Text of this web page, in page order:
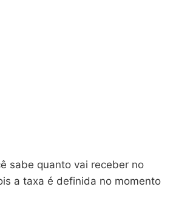
sabe quanto vai receber no
a taxa é definida no momento